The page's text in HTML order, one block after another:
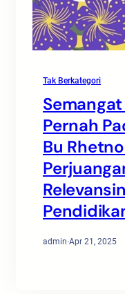
Tak Berkategori
Pernah
Bu
admin·Apr 21, 2025